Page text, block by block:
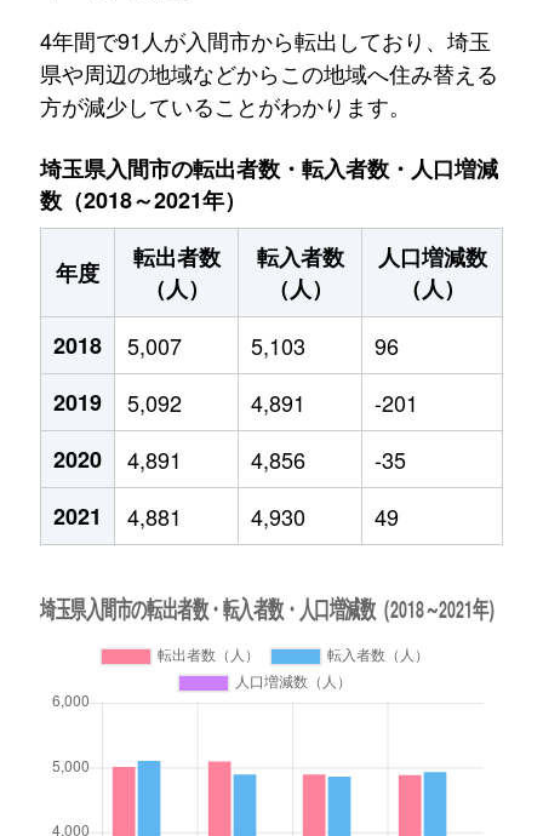
4年間で91人が入間市から転出しており、埼玉
県や周辺の地域などからこの地域へ住み替える
方が減少していることがわかります。
埼玉県入間市の転出者数・転入者数・人口増減
数（2018～2021年）
年度
転出者数
（人）
転入者数
（人）
人口増減数
（人）
2018
5,007 5,103
96
2019
5,092 4,891
-201
2020
4,891 4,856
-35
2021
4,881 4,930 49